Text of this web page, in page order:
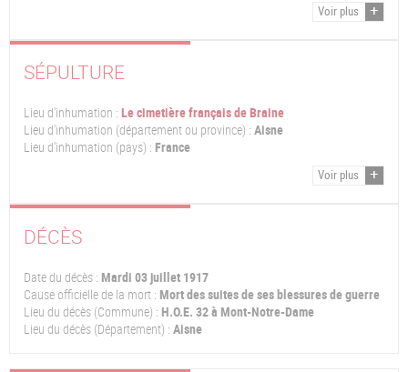
Voir plus
SÉPULTURE
Lieu d'inhumation : Le cimetière français de Braine
Lieu d'inhumation (département ou province) : Aisne
Lieu d'inhumation (pays) : France
Voir plus
DÉCÈS
Date du décès : Mardi 03 juillet 1917
Cause officielle de la mort : Mort des suites de ses blessures de guerre
Lieu du décès (Commune) : H.O.E. 32 à Mont-Notre-Dame
Lieu du décès (Département) : Aisne